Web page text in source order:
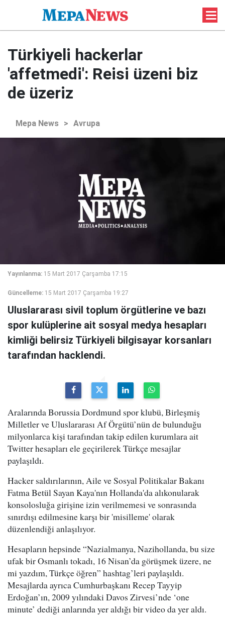
Türkiyeli hackerlar
'affetmedi': Reisi üzeni biz
de üzeriz
Mepa News > Avrupa
Yayınlanma: 15 Mart 2017 Çarşamba 17:15
Güncelleme: 15 Mart 2017 Çarşamba 19:27
Uluslararası sivil toplum örgütlerine ve bazı
spor kulüplerine ait sosyal medya hesapları
kimliği belirsiz Türkiyeli bilgisayar korsanları
tarafından hacklendi.
Aralarında Borussia Dordmund spor klubü, Birleşmiş
Milletler ve Uluslararası Af Örgütü’nün de bulunduğu
milyonlarca kişi tarafından takip edilen kurumlara ait
Twitter hesapları ele geçirilerek Türkçe mesajlar
paylaşıldı.
Hacker saldırılarının, Aile ve Sosyal Politikalar Bakanı
Fatma Betül Sayan Kaya'nın Hollanda'da alıkonularak
konsolosluğa girişine izin verilmemesi ve sonrasında
sınırdışı edilmesine karşı bir 'misilleme' olarak
düzenlendiği anlaşılıyor.
Hesapların hepsinde “Nazialmanya, Nazihollanda, bu size
ufak bir Osmanlı tokadı, 16 Nisan’da görüşmek üzere, ne
mi yazdım, Türkçe öğren” hashtag’leri paylaşıldı.
Mesajlarda ayrıca Cumhurbaşkanı Recep Tayyip
Erdoğan’ın, 2009 yılındaki Davos Zirvesi’nde ‘one
minute’ dediği anlarında yer aldığı bir video da yer aldı.